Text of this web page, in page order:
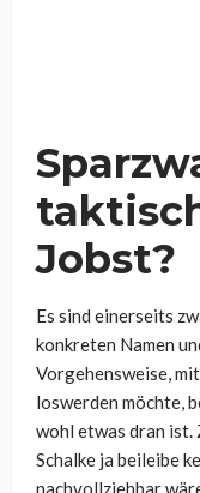
Jobst?
Es sind einerseits
konkreten Namen
Vorgehensweise,
loswerden möchte,
wohl etwas dran
Schalke ja beileibe
nachvollziehbar